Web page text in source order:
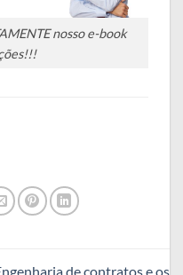
nosso e-book
de contratos e os